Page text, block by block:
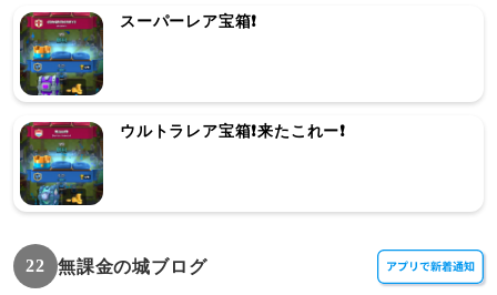
スーパーレア宝箱❗
ウルトラレア宝箱❗来たこれー❗
22 無課金の城ブログ